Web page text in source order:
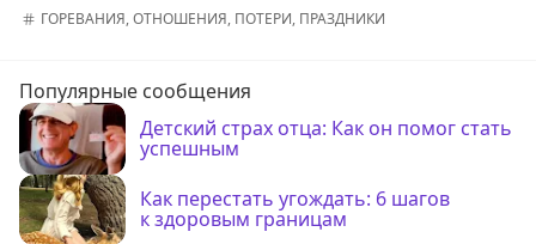
ГОРЕВАНИЯ,ОТНОШЕНИЯ, ПОТЕРИ, ПРАЗДНИКИ
Популярные сообщения
Детский страх отца: Как он помог стать
успешным
Как перестать угождать: 6 шагов
к здоровым границам